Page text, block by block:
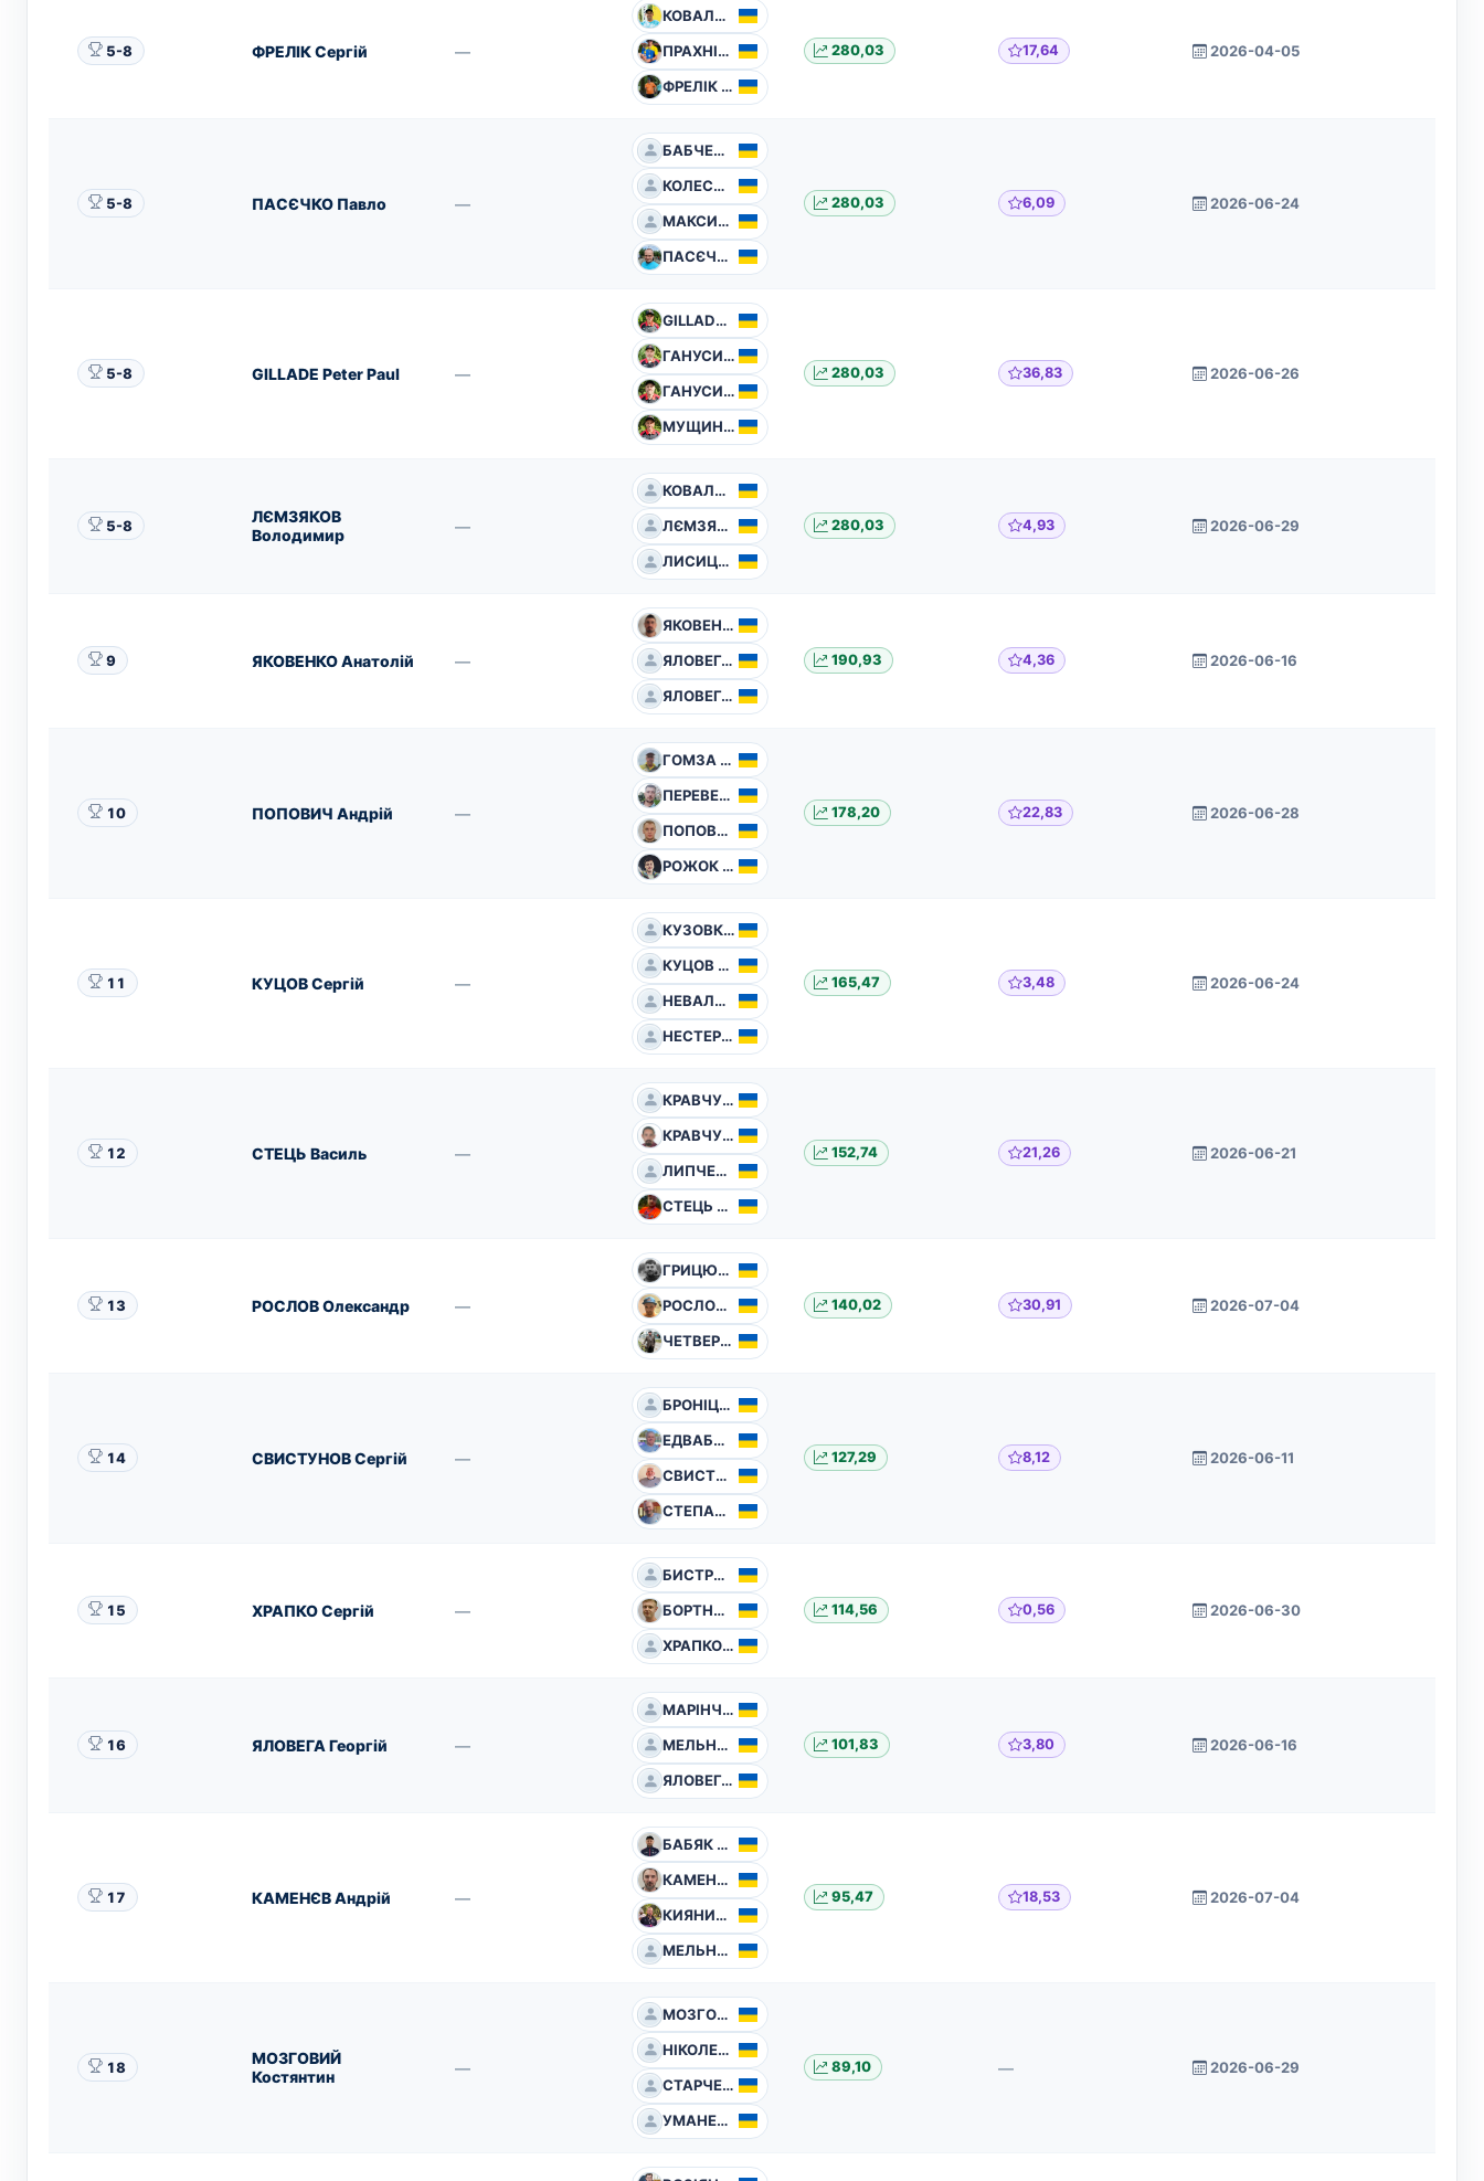
5-8 ФРЕЛІК Сергій —
КОВАЛЬЧУК Валерій
ПРАХНІЦЬКИЙ Всеволод
ФРЕЛІК Сергій
280,03 17,64 2026-04-05
5-8 ПАСЄЧКО Павло —
БАБЧЕНКО Олексій
КОЛЕСНІЧЕНКО Володимир
МАКСИМЕНКО Сергій
ПАСЄЧКО Павло
280,03 6,09 2026-06-24
5-8 GILLADE Peter Paul —
GILLADE Peter Paul
ГАНУСИЧ Андрій
ГАНУСИЧ Іван
МУЩИНКА Анатолій
280,03 36,83 2026-06-26
5-8
ЛЄМЗЯКОВ
Володимир
—
КОВАЛЬЧУК Степан
ЛЄМЗЯКОВ Володимир
ЛИСИЦЬКИЙ Олексій
280,03 4,93 2026-06-29
9 ЯКОВЕНКО Анатолій —
ЯКОВЕНКО Анатолій
ЯЛОВЕГА Вадим
ЯЛОВЕГА Владислав
190,93 4,36 2026-06-16
10 ПОПОВИЧ Андрій —
ГОМЗА Віктор
ПЕРЕВЕРТЕНЬ Юрій
ПОПОВИЧ Андрій
РОЖОК Олександр
178,20 22,83 2026-06-28
11 КУЦОВ Сергій —
КУЗОВКІН Микола
КУЦОВ Сергій
НЕВАЛЬОННИЙ Дмитро
НЕСТЕРЕНКО Олександр
165,47 3,48 2026-06-24
12 СТЕЦЬ Василь —
КРАВЧУК Олександр
КРАВЧУК Юрій
ЛИПЧЕЙ Олександр
СТЕЦЬ Василь
152,74 21,26 2026-06-21
13 РОСЛОВ Олександр —
ГРИЦЮК Тарас
РОСЛОВ Олександр
ЧЕТВЕРИКОВ Юрій
140,02 30,91 2026-07-04
14 СВИСТУНОВ Сергій —
БРОНІЦЬКИЙ Сергій
ЕДВАБНІК Євген
СВИСТУНОВ Сергій
СТЕПАНЮК Валерій
127,29 8,12 2026-06-11
15 ХРАПКО Сергій —
БИСТРИЙ Ігор
БОРТНИКОВ Борис
ХРАПКО Сергій
114,56 0,56 2026-06-30
16 ЯЛОВЕГА Георгій —
МАРІНЧЕНКО Роман
МЕЛЬНИК Андрій
ЯЛОВЕГА Георгій
101,83 3,80 2026-06-16
17 КАМЕНЄВ Андрій —
БАБЯК Сергій
КАМЕНЄВ Андрій
КИЯНИЦЯ Дмитро
МЕЛЬНИК Олег
95,47 18,53 2026-07-04
18
МОЗГОВИЙ
Костянтин
—
МОЗГОВИЙ Костянтин
НІКОЛЕНКО Дмитро
СТАРЧЕНКО Ігор
УМАНЕЦЬ Валерій
89,10 — 2026-06-29